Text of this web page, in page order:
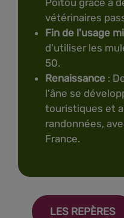
vétérinaires
Fin de l'usage
d'utiliser les
50.
Renaissance :
l'âne se
touristiques et
randonnées,
France.
LES REPÈRES